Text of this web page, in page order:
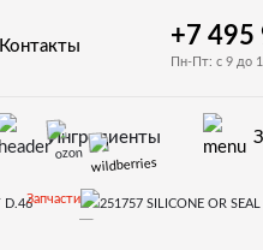
Контакты +7 495
Пн-Пт: с 9 до
Ингредиенты
Запчасти